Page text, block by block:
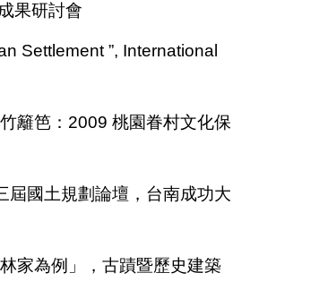
果研討會
Settlement ”, International
籬笆：2009 桃園眷村文化保
屆國土規劃論壇，台南成功大
家為例」，古蹟暨歷史建築